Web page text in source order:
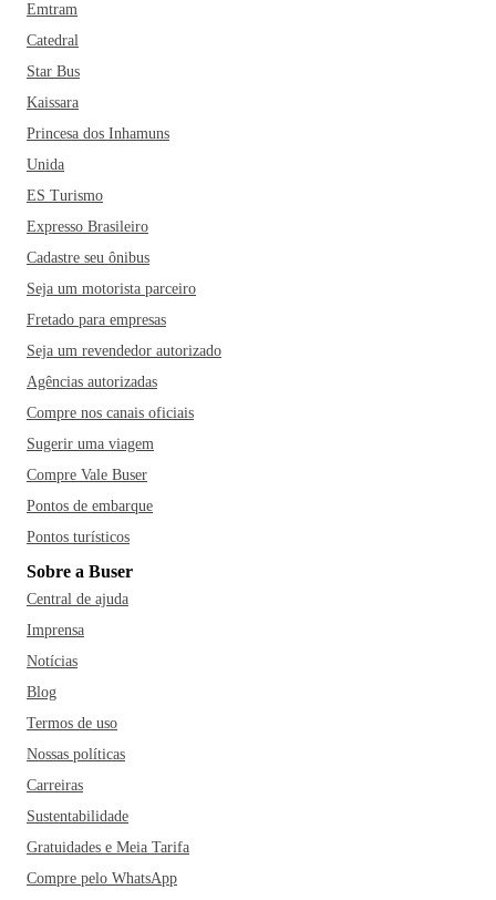
Emtram
Catedral
Star Bus
Kaissara
Princesa dos Inhamuns
Unida
ES Turismo
Expresso Brasileiro
Cadastre seu ônibus
Seja um motorista parceiro
Fretado para empresas
Seja um revendedor autorizado
Agências autorizadas
Compre nos canais oficiais
Sugerir uma viagem
Compre Vale Buser
Pontos de embarque
Pontos turísticos
Sobre a Buser
Central de ajuda
Imprensa
Notícias
Blog
Termos de uso
Nossas políticas
Carreiras
Sustentabilidade
Gratuidades e Meia Tarifa
Compre pelo WhatsApp